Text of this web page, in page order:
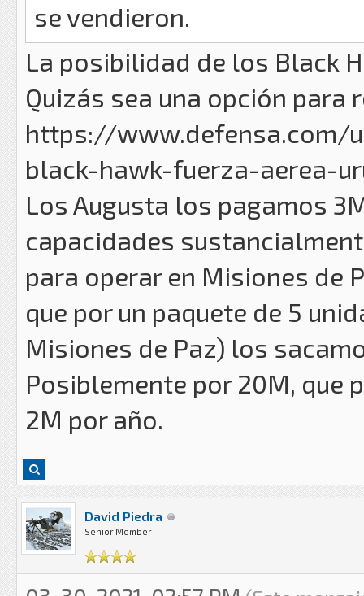
se vendieron.
La posibilidad de los Black
Quizás sea una opción para
https://www.defensa.com/
black-hawk-fuerza-aerea-
Los Augusta los pagamos
capacidades
para operar en Misiones de
que por un paquete de 5
Misiones de Paz) los
Posiblemente por 20M, que
2M por año.
David Piedra
Senior Member